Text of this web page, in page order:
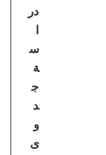
در
س
ة
ج
د
و
ى